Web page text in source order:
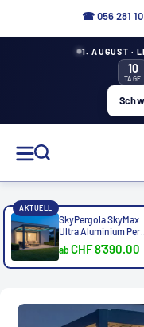
☎ 056 281 10
1. AUGUST ·
10
TAGE
AKTUELL
SkyPergola SkyMax
Ultra Aluminium Per...
ab CHF 8'390.00